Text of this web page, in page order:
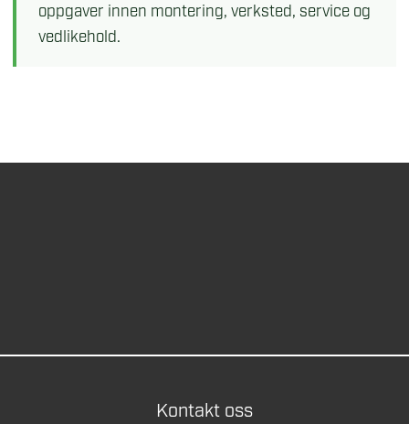
oppgaver innen montering, verksted, service og
vedlikehold.
Kontakt oss